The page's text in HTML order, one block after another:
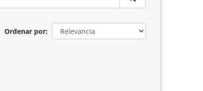
Ordenar por